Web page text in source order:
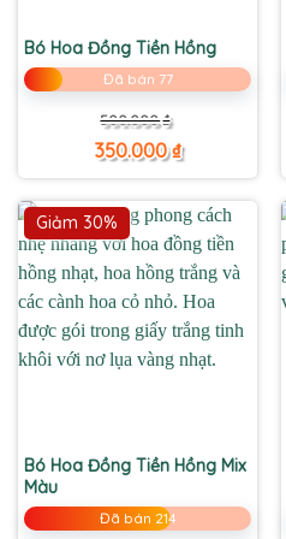
Bó Hoa Đồng Tiền Hồng
Đã bán 77
500.000₫
Giá
gốc
là:
500.000 ₫.
350.000₫
Giá
hiện
tại
là:
350.000 ₫.
Giảm 30%
Bó Hoa Đồng Tiền Hồng Mix
Màu
Đã bán 214